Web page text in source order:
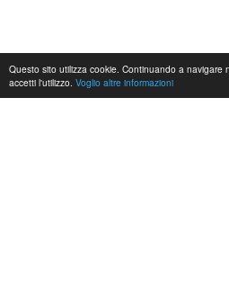
Questo sito utilizza cookie. Continuando a navigare
accetti l'utilizzo. Voglio altre informazioni